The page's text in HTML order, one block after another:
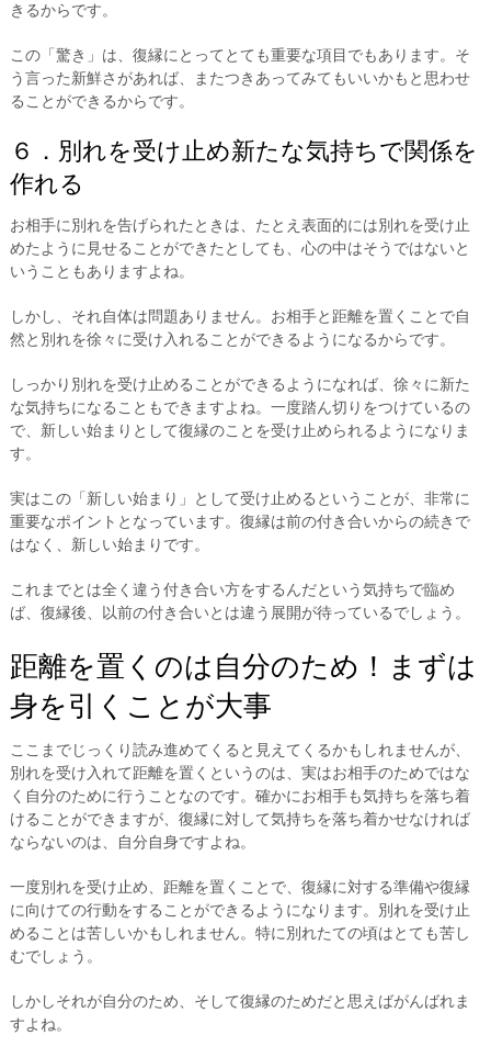
きるからです。
この「驚き」は、復縁にとってとても重要な項目でもあります。そ
う言った新鮮さがあれば、またつきあってみてもいいかもと思わせ
ることができるからです。
６．別れを受け止め新たな気持ちで関係を
作れる
お相手に別れを告げられたときは、たとえ表面的には別れを受け止
めたように見せることができたとしても、心の中はそうではないと
いうこともありますよね。
しかし、それ自体は問題ありません。お相手と距離を置くことで自
然と別れを徐々に受け入れることができるようになるからです。
しっかり別れを受け止めることができるようになれば、徐々に新た
な気持ちになることもできますよね。一度踏ん切りをつけているの
で、新しい始まりとして復縁のことを受け止められるようになりま
す。
実はこの「新しい始まり」として受け止めるということが、非常に
重要なポイントとなっています。復縁は前の付き合いからの続きで
はなく、新しい始まりです。
これまでとは全く違う付き合い方をするんだという気持ちで臨め
ば、復縁後、以前の付き合いとは違う展開が待っているでしょう。
距離を置くのは自分のため！まずは
身を引くことが大事
ここまでじっくり読み進めてくると見えてくるかもしれませんが、
別れを受け入れて距離を置くというのは、実はお相手のためではな
く自分のために行うことなのです。確かにお相手も気持ちを落ち着
けることができますが、復縁に対して気持ちを落ち着かせなければ
ならないのは、自分自身ですよね。
一度別れを受け止め、距離を置くことで、復縁に対する準備や復縁
に向けての行動をすることができるようになります。別れを受け止
めることは苦しいかもしれません。特に別れたての頃はとても苦し
むでしょう。
しかしそれが自分のため、そして復縁のためだと思えばがんばれま
すよね。